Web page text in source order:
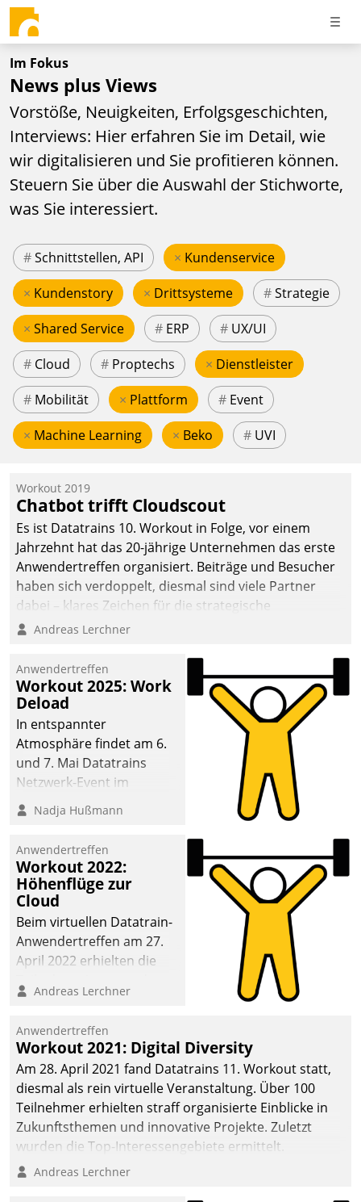
Im Fokus
News plus Views
Vorstöße, Neuigkeiten, Erfolgsgeschichten,
Interviews: Hier erfahren Sie im Detail, wie
wir digitalisieren und Sie profitieren können.
Steuern Sie über die Auswahl der Stichworte,
was Sie interessiert.
#Schnittstellen, API × Kundenservice
× Kundenstory × Drittsysteme #Strategie
× Shared Service # ERP # UX/UI
# Cloud # Proptechs × Dienstleister
# Mobilität × Plattform # Event
× Machine Learning × Beko # UVI
Workout 2019
Chatbot trifft Cloudscout
Es ist Datatrains 10. Workout in Folge, vor einem
Jahrzehnt hat das 20-jährige Unternehmen das erste
Anwendertreffen organisiert. Beiträge und Besucher
haben sich verdoppelt, diesmal sind viele Partner
dabei – klares Zeichen für die strategische
Fokussierung auf den Kunden.
Andreas Lerchner
Anwendertreffen
Workout 2025: Work
Deload
In entspannter
Atmosphäre findet am 6.
und 7. Mai Datatrains
Netzwerk-Event im
Kunden- und Partnerkreis
statt. Zentrale Frage: Wie
Mammutprojekte
meistern und Workloads
wuppen – bei zunehmend
anspruchsvollen
Aufgaben und
abnehmendem
Nadja Hußmann
Anwendertreffen
Workout 2022:
Höhenflüge zur
Cloud
Beim virtuellen Datatrain-
Anwendertreffen am 27.
April 2022 erhielten die
Teilnehmer kurzweilige
Cloud-Strategien und -
Lösungen mit hohem
Zukunftspotenzial.
Andreas Lerchner
Anwendertreffen
Workout 2021: Digital Diversity
Am 28. April 2021 fand Datatrains 11. Workout statt,
diesmal als rein virtuelle Veranstaltung. Über 100
Teilnehmer erhielten straff organisierte Einblicke in
Zukunftsthemen und innovative Projekte. Zuletzt
wurden die Top-Interessengebiete ermittelt.
Andreas Lerchner